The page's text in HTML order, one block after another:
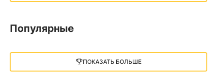
13.73 GB 2018
13 ГБ 2025
Популярные
ПОКАЗАТЬ БОЛЬШЕ